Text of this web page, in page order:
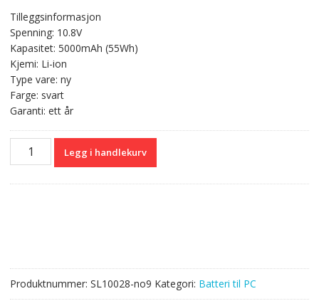
var:
kr 590,00.
er:
Tilleggsinformasjon
Spenning: 10.8V
Kapasitet: 5000mAh (55Wh)
Kjemi: Li-ion
Type vare: ny
Farge: svart
Garanti: ett år
Originalt
batteri
Legg i handlekurv
Produktnummer: SL10028-no9 Kategori: Batteri til PC